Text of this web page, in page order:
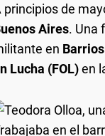
principios de
Aires. Una
en
Lucha (FOL)en